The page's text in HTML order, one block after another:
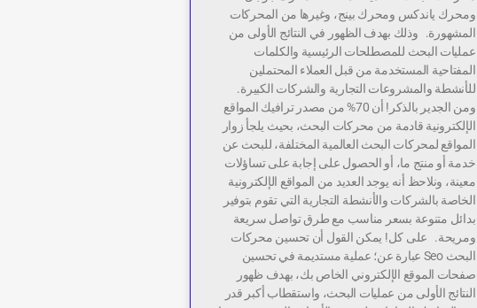
ومحرك ياندكس ومحرك بينج، وغيرها من المحركات
المشهورة. وذلك بهدف الظهور في النتائج الأولى من
عمليات البحث للمصطلحات الرئيسية والكلمات
المفتاحية المستخدمة من قبل العملاء المحتملين
للأنشطة والمشروعات التجارية والشركات الكبيرة.
ومن الجدير بالذكر! أن 70% من مصدر ترافيك المواقع
الإلكترونية قادمة من محركات البحث، بحيث يلجأ زوار
المواقع لمحركات البحث العالمية المختلفة، للبحث عن
خدمة أو منتج ما، أو الحصول على إجابة على تساؤلات
معينة، ونلاحظ أنه يوجد العديد من المواقع الإلكترونية
الخاصة بالشركات والأنشطة التجارية التي تقوم بتوفير
بدائل متنوعة بسعر مناسب مع طرق تواصل سريعة
ومريحة. على كل! يمكن القول أن تحسين محركات
البحث Seo عبارة عن؛ عملية مستديمة في تحسين
صفحات الموقع الإلكتروني الخاص بك، بهدف ظهور
النتائج الأولى من عمليات البحث، واستقطاب أكبر قدر